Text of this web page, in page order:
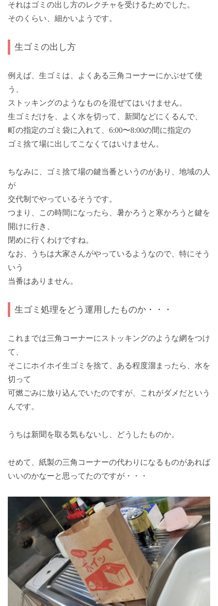
それはゴミの出し方のレクチャを受けるためでした。
そのくらい、細かいようです。
生ゴミの出し方
例えば、生ゴミは、よくある三角コーナーにかぶせて使
う、
ストッキングのようなものを混ぜてはいけません。
生ゴミだけを、よく水を切って、新聞などにくるんで、
町の指定のゴミ袋に入れて、6:00〜8:00の間に指定の
ゴミ捨て場に出してこなくてはいけません。
ちなみに、ゴミ捨て場の鍵当番というのがあり、地域の人
が
交代制でやっているそうです。
つまり、この時間になったら、暑かろうと寒かろうと鍵を
開けに行き、
閉めに行くわけですね。
なお、うちは大家さんがやっているようなので、特にそう
いう
当番はありません。
生ゴミ処理をどう運用したものか・・・
これまでは三角コーナーにストッキングのような網をつけ
て、
そこにホイホイ生ゴミを捨て、ある程度溜まったら、水を
切って
可燃ごみに放り込んでいたのですが、これがダメだという
んです。
うちは新聞を取る気もないし、どうしたものか。
せめて、紙製の三角コーナーの代わりになるものがあれば
いいのかなーと思ってたのですが・・・